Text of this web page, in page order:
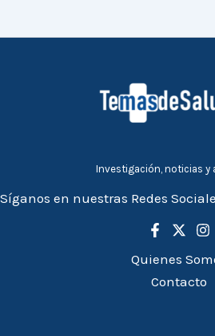
Investigación, noticias y
Síganos en nuestras Redes
Quienes
Contacto